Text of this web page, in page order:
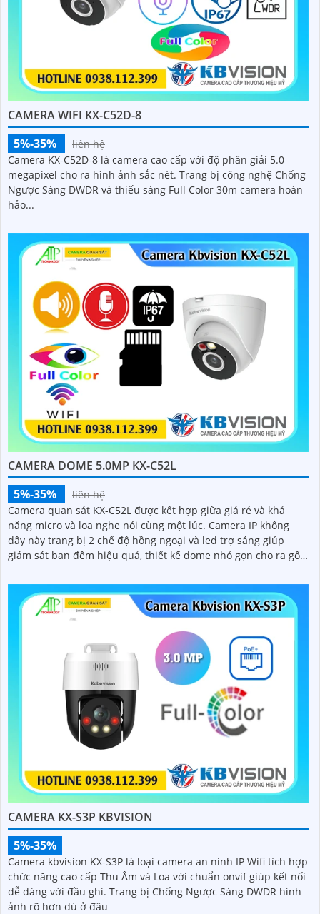
CAMERA WIFI KX-C52D-8
5%-35%
liên hệ
Camera KX-C52D-8 là camera cao cấp với độ phân giải 5.0
megapixel cho ra hình ảnh sắc nét. Trang bị công nghệ Chống
Ngược Sáng DWDR và thiếu sáng Full Color 30m camera hoàn
hảo...
CAMERA DOME 5.0MP KX-C52L
5%-35%
liên hệ
Camera quan sát KX-C52L được kết hợp giữa giá rẻ và khả
năng micro và loa nghe nói cùng một lúc. Camera IP không
dây này trang bị 2 chế độ hồng ngoại và led trợ sáng giúp
giám sát ban đêm hiệu quả, thiết kế dome nhỏ gọn cho ra gốc
CAMERA KX-S3P KBVISION
5%-35%
Camera kbvision KX-S3P là loại camera an ninh IP Wifi tích hợp
chức năng cao cấp Thu Âm và Loa với chuẩn onvif giúp kết nối
dễ dàng với đầu ghi. Trang bị Chống Ngược Sáng DWDR hình
ảnh rõ hơn dù ở đâu